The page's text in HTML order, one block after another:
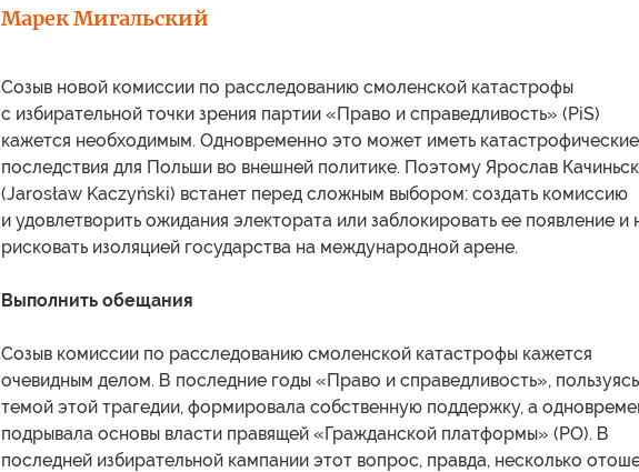
Марек Мигальский
Созыв новой комиссии по расследованию смоленской катастрофы
с избирательной точки зрения партии «Право и справедливость» (PiS)
кажется необходимым. Одновременно это может иметь катастрофические
последствия для Польши во внешней политике. Поэтому Ярослав
(Jarosław Kaczyński) встанет перед сложным выбором: создать комиссию
и удовлетворить ожидания электората или заблокировать ее появление и
рисковать изоляцией государства на международной арене.
Выполнить обещания
Созыв комиссии по расследованию смоленской катастрофы кажется
очевидным делом. В последние годы «Право и справедливость», пользуясь
темой этой трагедии, формировала собственную поддержку, а
подрывала основы власти правящей «Гражданской платформы» (PO). В
последней избирательной кампании этот вопрос, правда, несколько